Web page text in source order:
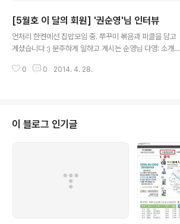
소중한 경험이었습니다. 민유를 전혀 몰랐던 주거상담사 1
기 신청부터 민유와 함께 하게 되기까지의 과정까지 어떤
이야기가 있었는지 들려드릴께요^^ 모두 모르는 사람들,
사람 같기도 했고요. 그런데 수업 진행에 모임별로 이야기
[5월호 이 달의 회원] '권순영'님 인터뷰
언저리 한켠에선 집밥모임 중. 쭈꾸미 볶음과 피클을 담고
계셨습니다 :) 분주하게 일하고 계시는 순영님 다영: 소개를
합원이고 여기 상상언저리에서 일을 하는 권순영입니다.
순영: 그렇기도 했고 여기 청년회에서 언저리라는 공간을
만든건데요. 청년 당사자의 문제에 관심을 가져야 하지 않
을까 라는 이야기를 했는데, 어쩌다가 거기까지 흘러가서
하게 된 것 같아요. 다영: 이 공간은 언제 만들어진거에요?
순영: 작년 4월에. 1년 됬어요. 남진: 처음만들었을때 이것
저것 많이 하고 싶었는데다영: 어떤..
0 0 2014. 4. 28.
이 블로그 인기글